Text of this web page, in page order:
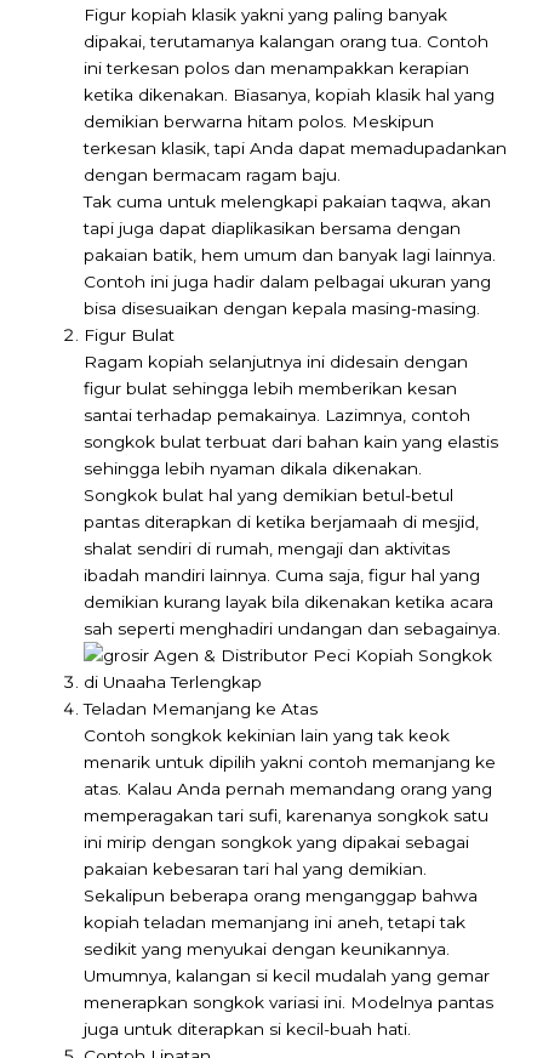
Figur kopiah klasik yakni yang paling banyak
dipakai, terutamanya kalangan orang tua. Contoh
ini terkesan polos dan menampakkan kerapian
ketika dikenakan. Biasanya, kopiah klasik hal yang
demikian berwarna hitam polos. Meskipun
terkesan klasik, tapi Anda dapat memadupadankan
dengan bermacam ragam baju.
Tak cuma untuk melengkapi pakaian taqwa, akan
tapi juga dapat diaplikasikan bersama dengan
pakaian batik, hem umum dan banyak lagi lainnya.
Contoh ini juga hadir dalam pelbagai ukuran yang
bisa disesuaikan dengan kepala masing-masing.
Figur Bulat
Ragam kopiah selanjutnya ini didesain dengan
figur bulat sehingga lebih memberikan kesan
santai terhadap pemakainya. Lazimnya, contoh
songkok bulat terbuat dari bahan kain yang elastis
sehingga lebih nyaman dikala dikenakan.
Songkok bulat hal yang demikian betul-betul
pantas diterapkan di ketika berjamaah di mesjid,
shalat sendiri di rumah, mengaji dan aktivitas
ibadah mandiri lainnya. Cuma saja, figur hal yang
demikian kurang layak bila dikenakan ketika acara
sah seperti menghadiri undangan dan sebagainya.
Teladan Memanjang ke Atas
Contoh songkok kekinian lain yang tak keok
menarik untuk dipilih yakni contoh memanjang ke
atas. Kalau Anda pernah memandang orang yang
memperagakan tari sufi, karenanya songkok satu
ini mirip dengan songkok yang dipakai sebagai
pakaian kebesaran tari hal yang demikian.
Sekalipun beberapa orang menganggap bahwa
kopiah teladan memanjang ini aneh, tetapi tak
sedikit yang menyukai dengan keunikannya.
Umumnya, kalangan si kecil mudalah yang gemar
menerapkan songkok variasi ini. Modelnya pantas
juga untuk diterapkan si kecil-buah hati.